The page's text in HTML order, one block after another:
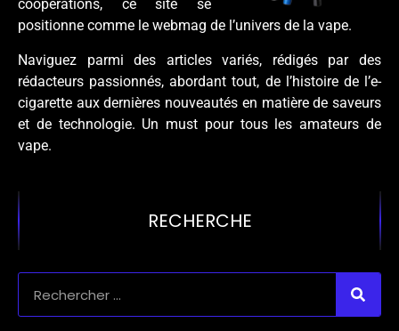
coopérations, ce site se
positionne comme le webmag de l’univers de la vape.
Naviguez parmi des articles variés, rédigés par des
rédacteurs passionnés, abordant tout, de l’histoire de l’e-
cigarette aux dernières nouveautés en matière de saveurs
et de technologie. Un must pour tous les amateurs de
vape.
RECHERCHE